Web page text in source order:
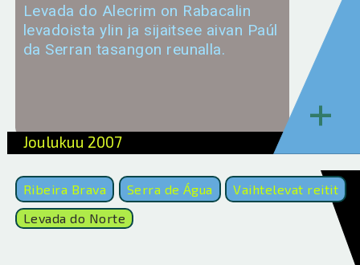
Levada do Alecrim on Rabacalin
levadoista ylin ja sijaitsee aivan Paúl
da Serran tasangon reunalla.
Joulukuu 2007
+
Ribeira Brava Serra de Água
Vaihtelevat reitit
Levada do Norte